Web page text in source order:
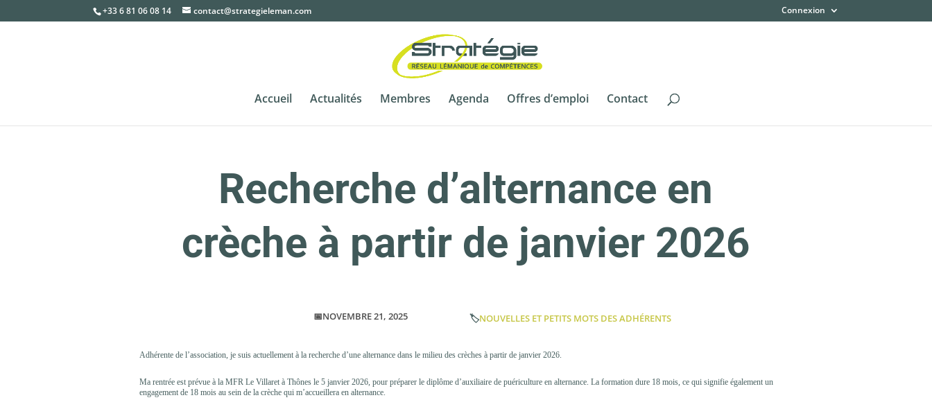
+33 6 81 06 08 14 contact@strategieleman.com Connexion
Accueil Actualités Membres Agenda Offres d’emploi Contact
Recherche d’alternance en
crèche à partir de janvier 2026
📅NOVEMBRE 21, 2025 🏷️NOUVELLES ET PETITS MOTS DES ADHÉRENTS
Adhérente de l’association, je suis actuellement à la recherche d’une alternance dans le milieu des crèches à partir de janvier 2026.
Ma rentrée est prévue à la MFR Le Villaret à Thônes le 5 janvier 2026, pour préparer le diplôme d’auxiliaire de puériculture en alternance. La formation dure 18 mois, ce qui signifie également un
engagement de 18 mois au sein de la crèche qui m’accueillera en alternance.